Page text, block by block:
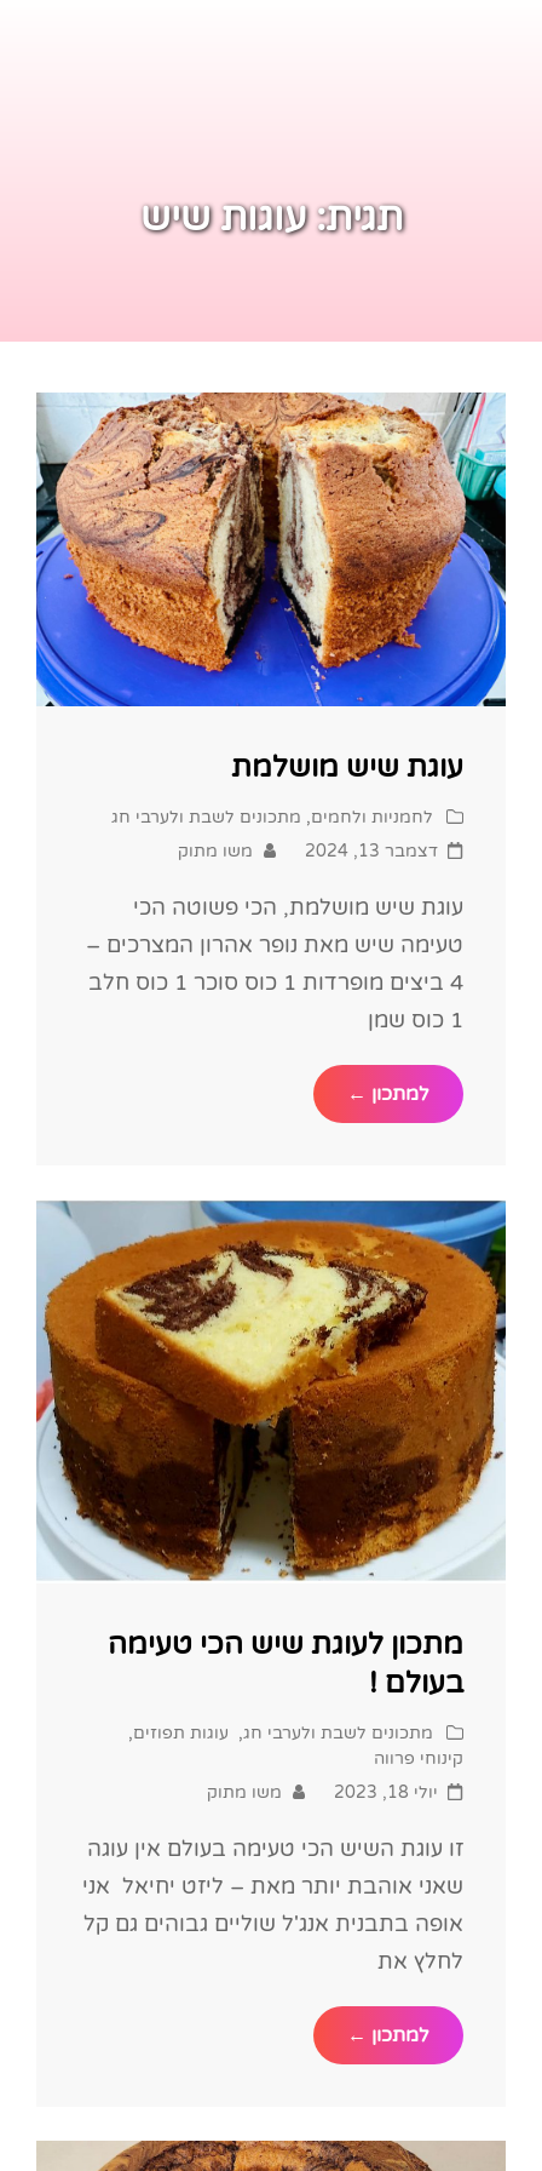
תגית:עוגות שיש
עוגת שיש מושלמת
Cat
לחמניות ולחמים, מתכונים לשבת ולערבי חג
Posted
דצמבר 13, 2024 משו מתוק
עוגת שיש מושלמת, הכי פשוטה הכי
טעימה שיש מאת נופר אהרון המצרכים –
4 ביצים מופרדות 1 כוס סוכר 1 כוס חלב
1 כוס שמן
למתכון ← עוגת
שיש
מתכון לעוגת שיש הכי טעימה
בעולם !
Cat
Links
מתכונים לשבת ולערבי חג, עוגות תפוזים,
קינוחי פרווה
Posted
יולי 18, 2023 משו מתוק
זו עוגת השיש הכי טעימה בעולם אין עוגה
שאני אוהבת יותר מאת – ליזט יחיאל אני
אופה בתבנית אנג'ל שוליים גבוהים גם קל
לחלץ את
למתכון ← מתכון
לעוגת
בעולם